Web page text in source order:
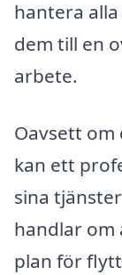
hantera
dem till en
arbete.
Oavsett
kan ett
sina
handlar om
plan för